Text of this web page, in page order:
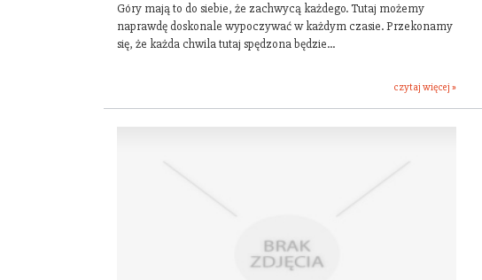
Góry mają to do siebie, że zachwycą każdego. Tutaj możemy
naprawdę doskonale wypoczywać w każdym czasie. Przekonamy
się, że każda chwila tutaj spędzona będzie...
czytaj więcej »